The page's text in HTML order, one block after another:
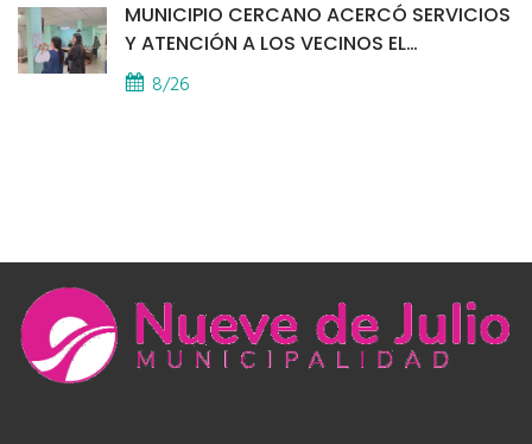
MUNICIPIO CERCANO ACERCÓ SERVICIOS
Y ATENCIÓN A LOS VECINOS EL
PROVINCIAL
8/26